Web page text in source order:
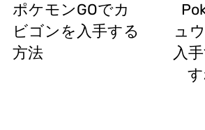
ポケモンGOでカ
ビゴンを入手する
方法
ュ
入